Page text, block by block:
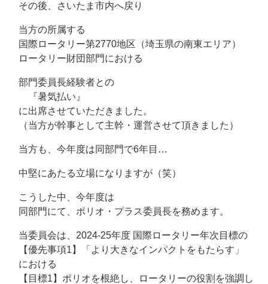
その後、さいたま市内へ戻り
当方の所属する
国際ロータリー第2770地区（埼玉県の南東エリア）
ロータリー財団部門における
部門委員長経験者との
『暑気払い』
に出席させていただきました。
（当方が幹事として主幹・運営させて頂きました）
当方も、今年度は同部門で6年目…
中堅にあたる立場になりますが（笑）
こうした中、今年度は
同部門にて、ポリオ・プラス委員長を務めます。
当委員会は、2024-25年度 国際ロータリー年次目標の
【優先事項1】「より大きなインパクトをもたらす」
における
【目標1】ポリオを根絶し、ロータリーの役割を強調し